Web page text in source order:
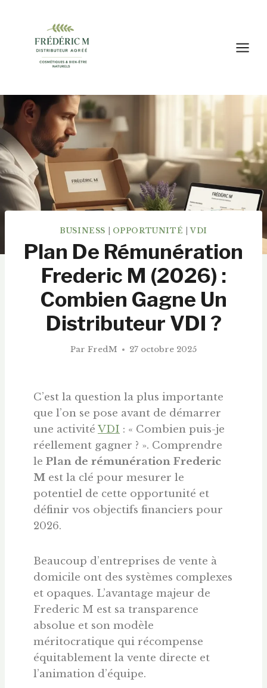
contenu
BUSINESS OPPORTUNITÉ |VDI
Plan De Rémunération
Frederic M (2026) :
Combien Gagne Un
Distributeur VDI ?
Par FredM 27 octobre 2025
C’est la question la plus importante
que l’on se pose avant de démarrer
une activité VDI : « Combien puis-je
réellement gagner ? ». Comprendre
le Plan de rémunération Frederic
M est la clé pour mesurer le
potentiel de cette opportunité et
définir vos objectifs financiers pour
2026.
Beaucoup d’entreprises de vente à
domicile ont des systèmes complexes
et opaques. L’avantage majeur de
Frederic M est sa transparence
absolue et son modèle
méritocratique qui récompense
équitablement la vente directe et
l’animation d’équipe.